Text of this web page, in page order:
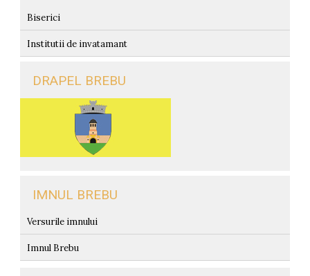
Biserici
Institutii de invatamant
DRAPEL BREBU
IMNUL BREBU
Versurile imnului
Imnul Brebu